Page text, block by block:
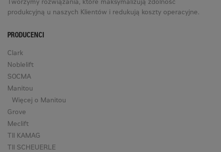
Tworzymy rozwiązania, które maksymalizują zdolność
produkcyjną u naszych Klientów i redukują koszty operacyjne.
PRODUCENCI
Clark
Noblelift
SOCMA
Manitou
Więcej o Manitou
Grove
Meclift
TII KAMAG
TII SCHEUERLE